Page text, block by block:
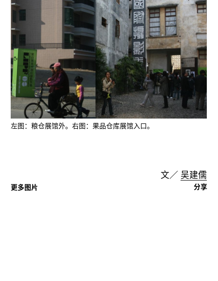
左图：粮仓展馆外。右图：果品仓库展馆入口。
文／ 吴建儒
更多图片 分享